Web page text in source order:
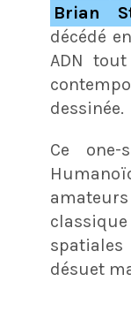
Brian
décédé
ADN
dessinée.
Ce
désuet